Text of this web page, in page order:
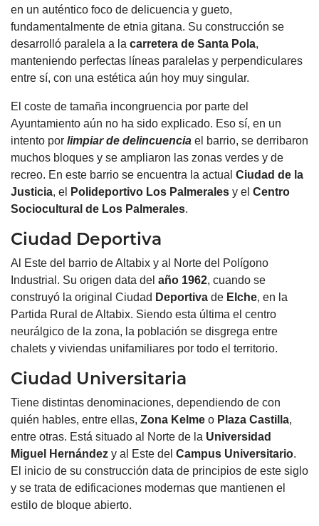
en un auténtico foco de delicuencia y gueto,
fundamentalmente de etnia gitana. Su construcción se
desarrolló paralela a la carretera de Santa Pola,
manteniendo perfectas líneas paralelas y perpendiculares
entre sí, con una estética aún hoy muy singular.
El coste de tamaña incongruencia por parte del
Ayuntamiento aún no ha sido explicado. Eso sí, en un
intento por limpiar de delincuencia el barrio, se derribaron
muchos bloques y se ampliaron las zonas verdes y de
recreo. En este barrio se encuentra la actual Ciudad de la
Justicia, el Polideportivo Los Palmerales y el Centro
Sociocultural de Los Palmerales.
Ciudad Deportiva
Al Este del barrio de Altabix y al Norte del Polígono
Industrial. Su origen data del año 1962, cuando se
construyó la original Ciudad Deportiva de Elche, en la
Partida Rural de Altabix. Siendo esta última el centro
neurálgico de la zona, la población se disgrega entre
chalets y viviendas unifamiliares por todo el territorio.
Ciudad Universitaria
Tiene distintas denominaciones, dependiendo de con
quién hables, entre ellas, Zona Kelme o Plaza Castilla,
entre otras. Está situado al Norte de la Universidad
Miguel Hernández y al Este del Campus Universitario.
El inicio de su construcción data de principios de este siglo
y se trata de edificaciones modernas que mantienen el
estilo de bloque abierto.